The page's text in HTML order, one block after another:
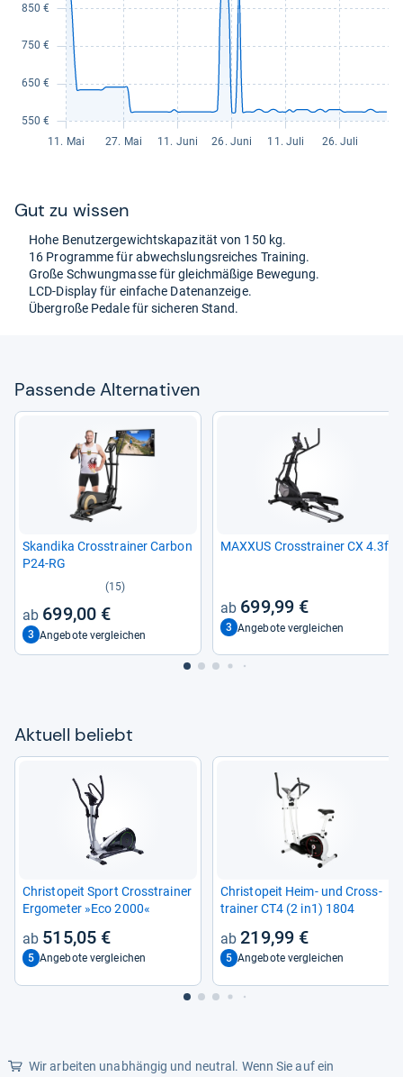
Gut zu wis­sen
Hohe Benut­zer­ge­wichts­ka­pa­zi­tät von 150 kg.
16 Pro­gramme für abwechs­lungs­rei­ches Trai­ning.
Große Schwung­masse für gleich­mä­ßige Bewe­gung.
LCD-​Dis­play für ein­fa­che Daten­an­zeige.
Über­große Pedale für siche­ren Stand.
Pas­sende Alter­na­ti­ven
Skan­dika Cross­trai­ner Car­bon
P24-​RG
(15)
699,00 €
3 Angebote vergleichen
MAX­XUS Cross­trai­ner CX 4.3f
699,99 €
3 Angebote vergleichen
Aktu­ell beliebt
Christ­o­peit Sport Cross­trai­ner
Ergo­me­ter »Eco 2000«
515,05 €
5 Angebote vergleichen
Christ­o­peit Heim-​ und Cross­
trai­ner CT4 (2 in1) 1804
219,99 €
5 Angebote vergleichen
Wir arbeiten unabhängig und neutral. Wenn Sie auf ein